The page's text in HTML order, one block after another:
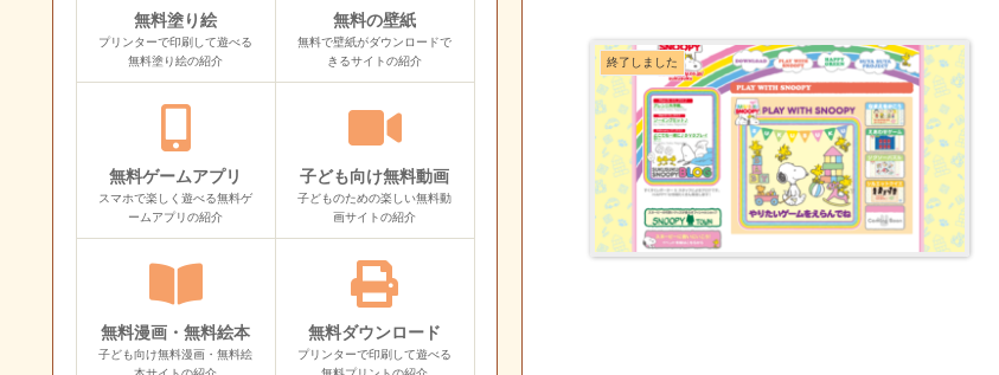
終了しました
無料塗り絵
プリンターで印刷して遊べる
無料塗り絵の紹介
無料の壁紙
無料で壁紙がダウンロードで
きるサイトの紹介
無料ゲームアプリ
スマホで楽しく遊べる無料ゲ
ームアプリの紹介
子ども向け無料動画
子どものための楽しい無料動
画サイトの紹介
無料漫画・無料絵本
子ども向け無料漫画・無料絵
無料ダウンロード
プリンターで印刷して遊べる